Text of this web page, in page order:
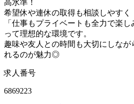
高水準！
希望休や連休の取得も相談しやすく
「仕事もプライベートも全力で楽
って理想的な環境です。
趣味や友人との時間も大切にしなが
れるのが魅力◎
求人番号
6869223